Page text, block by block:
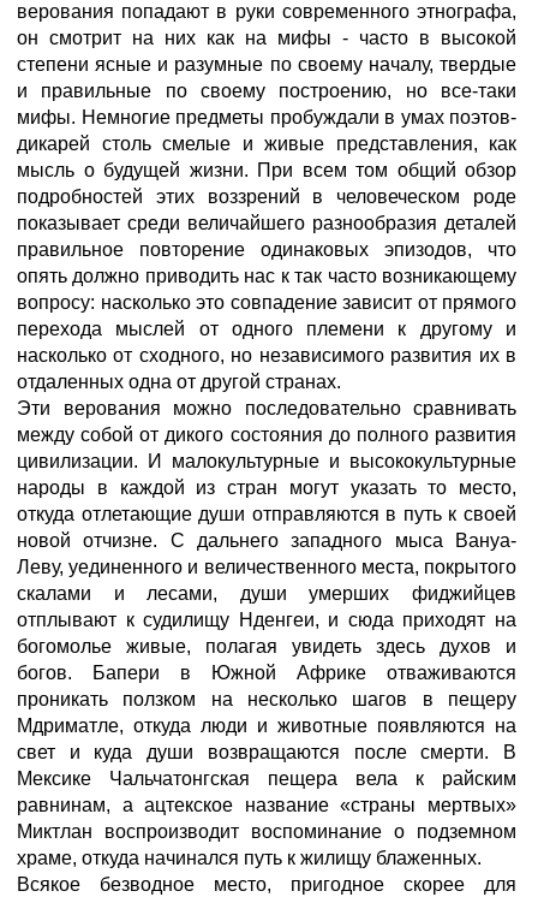
верования попадают в руки современного этнографа,
он смотрит на них как на мифы - часто в высокой
степени ясные и разумные по своему началу, твердые
и правильные по своему построению, но все-таки
мифы. Немногие предметы пробуждали в умах поэтов-
дикарей столь смелые и живые представления, как
мысль о будущей жизни. При всем том общий обзор
подробностей этих воззрений в человеческом роде
показывает среди величайшего разнообразия деталей
правильное повторение одинаковых эпизодов, что
опять должно приводить нас к так часто возникающему
вопросу: насколько это совпадение зависит от прямого
перехода мыслей от одного племени к другому и
насколько от сходного, но независимого развития их в
отдаленных одна от другой странах.
Эти верования можно последовательно сравнивать
между собой от дикого состояния до полного развития
цивилизации. И малокультурные и высококультурные
народы в каждой из стран могут указать то место,
откуда отлетающие души отправляются в путь к своей
новой отчизне. С дальнего западного мыса Вануа-
Леву, уединенного и величественного места, покрытого
скалами и лесами, души умерших фиджийцев
отплывают к судилищу Нденгеи, и сюда приходят на
богомолье живые, полагая увидеть здесь духов и
богов. Бапери в Южной Африке отваживаются
проникать ползком на несколько шагов в пещеру
Мдриматле, откуда люди и животные появляются на
свет и куда души возвращаются после смерти. В
Мексике Чальчатонгская пещера вела к райским
равнинам, а ацтекское название «страны мертвых»
Миктлан воспроизводит воспоминание о подземном
храме, откуда начинался путь к жилищу блаженных.
Всякое безводное место, пригодное скорее для